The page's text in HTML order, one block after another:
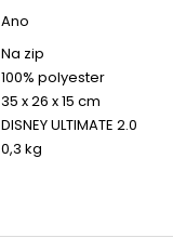
Ano
Na zip
100% polyester
35 x 26 x 15 cm
DISNEY ULTIMATE 2.0
0,3 kg